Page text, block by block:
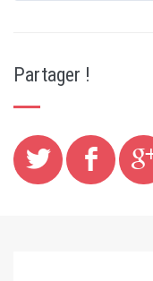
Partager !